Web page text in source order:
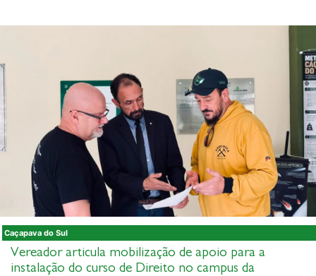
Caçapava do Sul
Vereador articula mobilização de apoio para a
instalação do curso de Direito no campus da